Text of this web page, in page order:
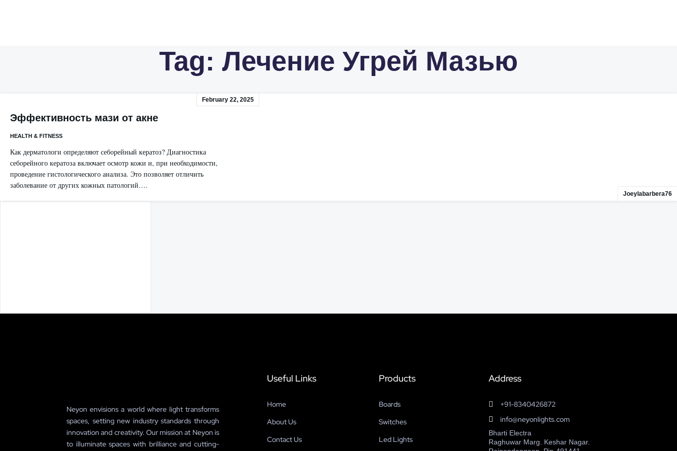
Tag: Лечение Угрей Мазью
February 22, 2025
Эффективность мази от акне
HEALTH & FITNESS
Как дерматологи определяют себорейный кератоз? Диагностика
себорейного кератоза включает осмотр кожи и, при необходимости,
проведение гистологического анализа. Это позволяет отличить
заболевание от других кожных патологий….
Joeylabarbera76
Neyon envisions a world where light transforms
spaces, setting new industry standards through
innovation and creativity. Our mission at Neyon is
to illuminate spaces with brilliance and cutting-
Useful Links
Home
About Us
Contact Us
Products
Boards
Switches
Led Lights
Address
+91-8340426872
info@neyonlights.com
Bharti Electra
Raghuwar Marg. Keshar Nagar.